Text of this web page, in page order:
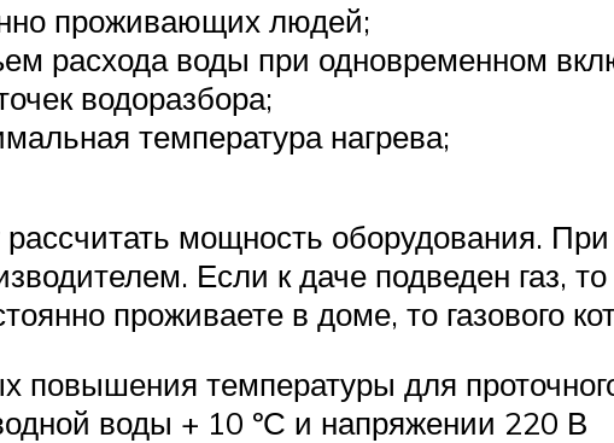
проживающих людей;
расхода воды при одновременном
водоразбора;
температура нагрева;
мощность оборудования.
Если к даче подведен газ,
проживаете в доме, то газового
повышения температуры для
воды + 10 ºС и напряжении 220 В